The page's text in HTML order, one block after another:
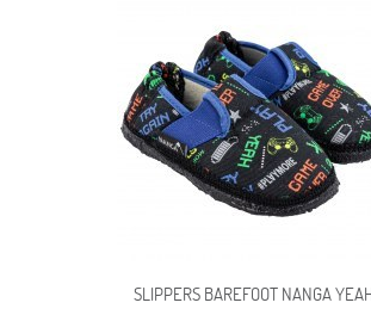
SLIPPERS BAREFOOT NANGA